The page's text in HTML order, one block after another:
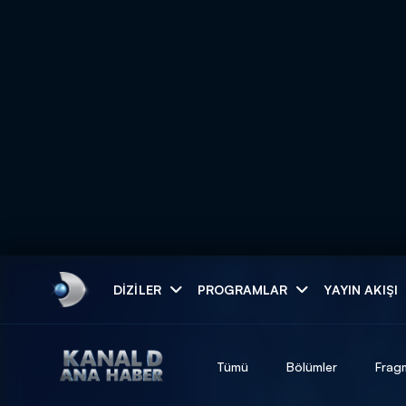
DIZILER PROGRAMLAR YAYIN AKIŞI
Tümü Bölümler